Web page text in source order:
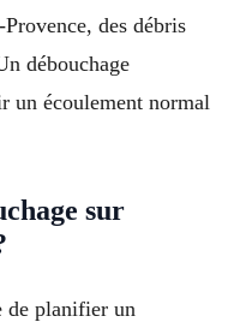
des débris
débouchage
un écoulement normal
sur
de planifier un